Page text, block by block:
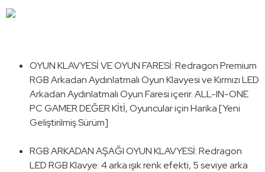
OYUN KLAVYESİ VE OYUN FARESİ: Redragon Premium
RGB Arkadan Aydınlatmalı Oyun Klavyesi ve Kırmızı LED
Arkadan Aydınlatmalı Oyun Faresi içerir. ALL-IN-ONE
PC GAMER DEĞER Kİtİ, Oyuncular için Harika [Yeni
Geliştirilmiş Sürüm]
RGB ARKADAN AŞAĞI OYUN KLAVYESİ: Redragon
LED RGB Klavye: 4 arka ışık renk efekti, 5 seviye arka